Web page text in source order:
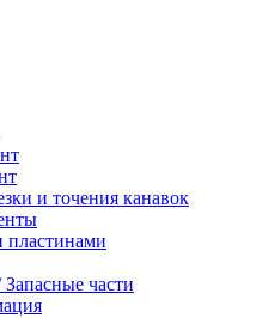
и точения канавок
пластинами
части